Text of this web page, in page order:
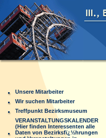
Unsere Mitarbeiter
Wir suchen Mitarbeiter
Treffpunkt Bezirksmuseum
VERANSTALTUNGSKALENDER
(Hier finden Interessenten alle
Daten von Bezirksfï¿½hrungen